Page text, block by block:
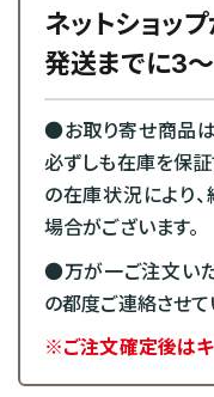
ネットショッ
発送までに3
●お取り寄せ商品は
必ずしも在庫を保証
の在庫状況により
場合がございます。
●万が一ご注文い
の都度ご連絡させて
※ご注文確定後はキ